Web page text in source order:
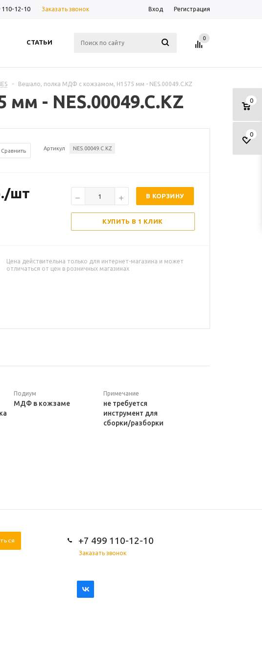
110-12-10 Заказать звонок Вход Регистрация
СТАТЬИ
0
0
0
- Вешало, полка МДФ с кожзамом, H1575 мм - NES.00049.C.KZ
- NES.00049.C.KZ
Сравнить Артикул NES.00049.C.KZ
/шт В КОРЗИНУ
КУПИТЬ В 1 КЛИК
Цена действительна только для интернет-магазина и может
отличаться от цен в розничных магазинах
Подиум
МДФ в кожзаме
Примечание
не требуется
инструмент для
сборки/разборки
+7 499 110-12-10
Заказать звонок